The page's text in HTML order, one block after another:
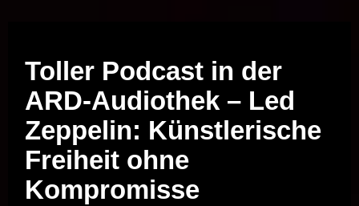
Toller Podcast in der
ARD-Audiothek – Led
Zeppelin: Künstlerische
Freiheit ohne
Kompromisse